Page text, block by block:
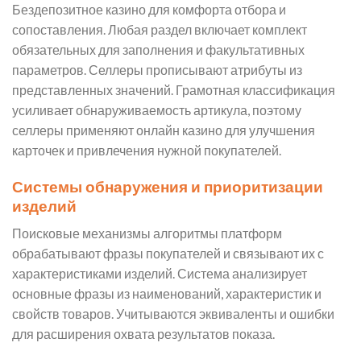
Бездепозитное казино для комфорта отбора и
сопоставления. Любая раздел включает комплект
обязательных для заполнения и факультативных
параметров. Селлеры прописывают атрибуты из
представленных значений. Грамотная классификация
усиливает обнаруживаемость артикула, поэтому
селлеры применяют онлайн казино для улучшения
карточек и привлечения нужной покупателей.
Системы обнаружения и приоритизации
изделий
Поисковые механизмы алгоритмы платформ
обрабатывают фразы покупателей и связывают их с
характеристиками изделий. Система анализирует
основные фразы из наименований, характеристик и
свойств товаров. Учитываются эквиваленты и ошибки
для расширения охвата результатов показа.